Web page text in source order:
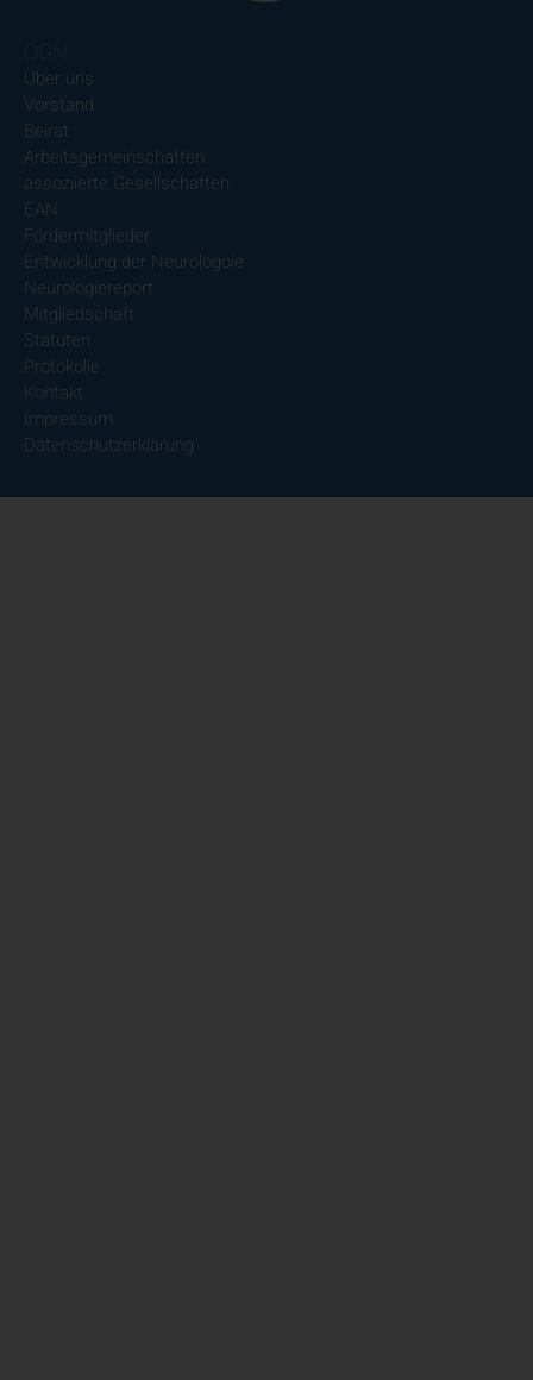
Über uns
Vorstand
Beirat
Arbeitsgemeinschaften
assoziierte Gesellschaften
EAN
Fördermitglieder
Entwicklung der Neurologoie
Neurologiereport
Mitgliedschaft
Statuten
Protokolle
Kontakt
Impressum
Datenschutzerklärung